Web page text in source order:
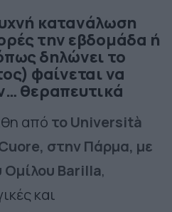
κατανάλωση
την εβδομάδα ή
δηλώνει το
φαίνεται να
θεραπευτικά
από το Università
στην Πάρμα, με
Ομίλου Barilla,
και